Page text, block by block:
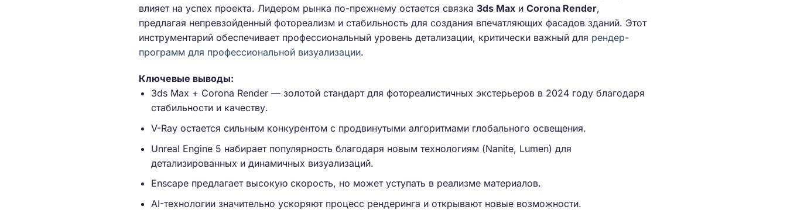
влияет на успех проекта. Лидером рынка по-прежнему остается связка 3ds Max и Corona Render,
предлагая непревзойденный фотореализм и стабильность для создания впечатляющих фасадов зданий. Этот
инструментарий обеспечивает профессиональный уровень детализации, критически важный для рендер-
программ для профессиональной визуализации.
Ключевые выводы:
3ds Max + Corona Render — золотой стандарт для фотореалистичных экстерьеров в 2024 году благодаря
стабильности и качеству.
V-Ray остается сильным конкурентом с продвинутыми алгоритмами глобального освещения.
Unreal Engine 5 набирает популярность благодаря новым технологиям (Nanite, Lumen) для
детализированных и динамичных визуализаций.
Enscape предлагает высокую скорость, но может уступать в реализме материалов.
AI-технологии значительно ускоряют процесс рендеринга и открывают новые возможности.